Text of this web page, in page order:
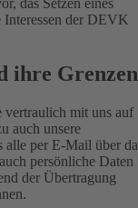
der DEVK
ihre Grenzen
vertraulich mit uns auf
auch unsere
alle per E-Mail über
persönliche Daten
der Übertragung